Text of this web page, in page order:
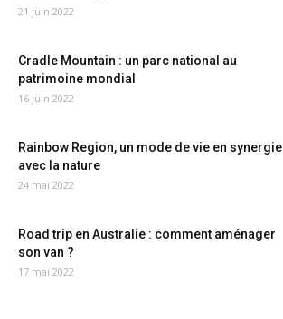
21 juin 2022
Cradle Mountain : un parc national au
patrimoine mondial
16 juin 2022
Rainbow Region, un mode de vie en synergie
avec la nature
24 mai 2022
Road trip en Australie : comment aménager
son van ?
17 mai 2022